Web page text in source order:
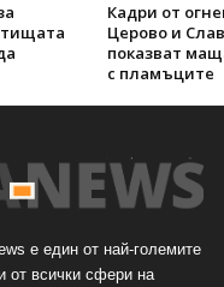
Кадри от
Церово и
показват
с пламъците
е един от най-големите
от всички сфери на